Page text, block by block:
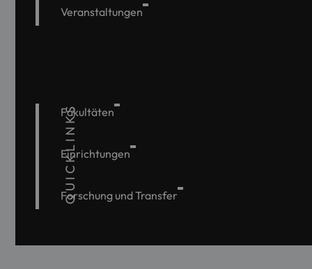
Veranstaltungen
QUICKLINKS
Fakultäten
Einrichtungen
Forschung und Transfer